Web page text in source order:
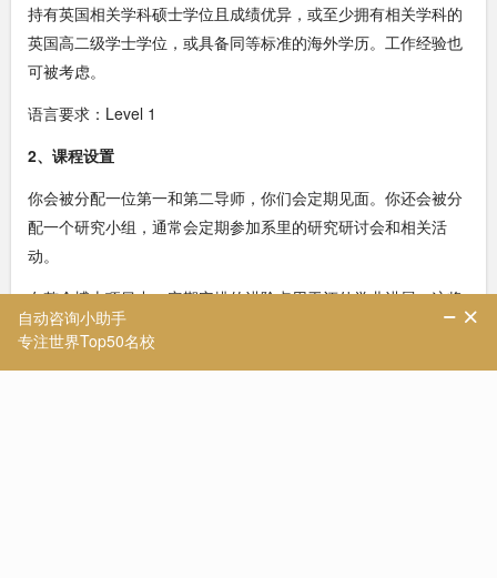
持有英国相关学科硕士学位且成绩优异，或至少拥有相关学科的
英国高二级学士学位，或具备同等标准的海外学历。工作经验也
可被考虑。
语言要求：Level 1
2、课程设置
你会被分配一位第一和第二导师，你们会定期见面。你还会被分
配一个研究小组，通常会定期参加系里的研究研讨会和相关活
动。
在整个博士项目中，定期安排的进阶点用于评估学业进展。这将
包括一年级口试、转学/升级以及期末口试。
这些都是有用的反馈机会，让你展示对文献的理解、研究进展，